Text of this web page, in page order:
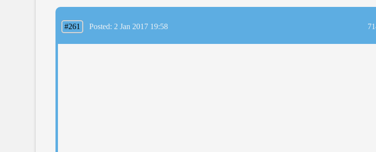
#261 Posted: 2 Jan 2017 19:58